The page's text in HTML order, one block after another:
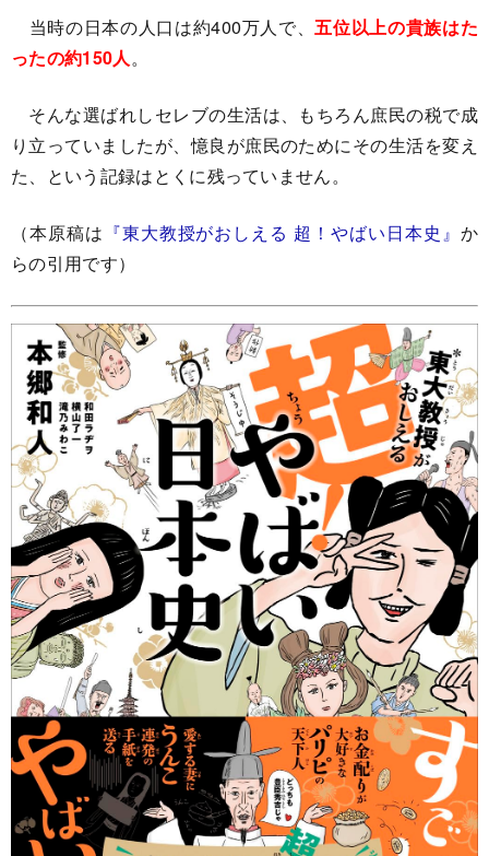
当時の日本の人口は約400万人で、五位以上の貴族はた
ったの約150人。
そんな選ばれしセレブの生活は、もちろん庶民の税で成
り立っていましたが、憶良が庶民のためにその生活を変え
た、という記録はとくに残っていません。
（本原稿は 『東大教授がおしえる 超！やばい日本史』 か
らの引用です）